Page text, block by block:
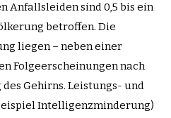
Anfallsleiden sind 0,5 bis ein
betroffen. Die
liegen – neben einer
Folgeerscheinungen nach
Gehirns. Leistungs- und
Intelligenzminderung)